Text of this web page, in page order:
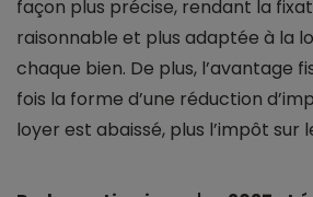
façon plus précise, rendant la
raisonnable et plus adaptée à la
chaque bien. De plus, l’avantage
fois la forme d’une réduction
loyer est abaissé, plus l’impôt sur